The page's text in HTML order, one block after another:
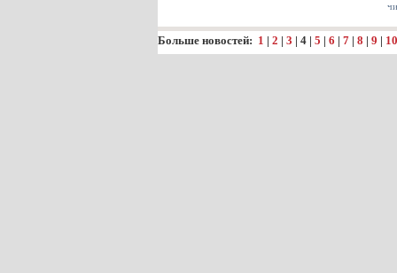
Больше новостей: 1 | 2 | 3 | 4 | 5 | 6 | 7 | 8 | 9 | 10